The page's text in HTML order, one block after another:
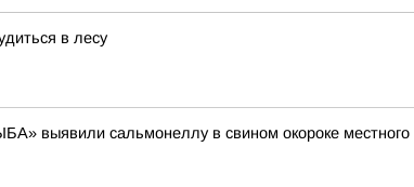
в лесу
выявили сальмонеллу в свином окороке местного